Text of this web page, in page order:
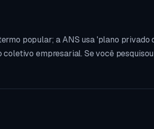
popular; a ANS usa 'plano privado
coletivo empresarial. Se você